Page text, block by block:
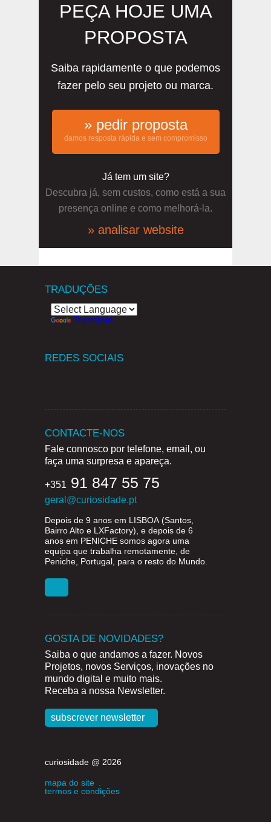
PEÇA HOJE UMA
PROPOSTA
Saiba rapidamente o que podemos
fazer pelo seu projeto ou marca.
» pedir proposta
damos resposta rápida e sem compromisso
Já tem um site?
Descubra já, sem custos, como está a sua
presença online e como melhorá-la.
» analisar website
TRADUÇÕES
Translate
REDES SOCIAIS
CONTACTE-NOS
Fale connosco por telefone, email, ou
faça uma surpresa e apareça.
+351 91 847 55 75
geral@curiosidade.pt
Depois de 9 anos em LISBOA(Santos,
Bairro Alto e LXFactory), e depois de 6
anos em PENICHE somos agora uma
equipa que trabalha remotamente, de
Peniche, Portugal, para o resto do Mundo.
GOSTA DE NOVIDADES?
Saiba o que andamos a fazer. Novos
Projetos, novos Serviços, inovações no
mundo digital e muito mais.
Receba a nossa Newsletter.
subscrever newsletter
curiosidade @ 2026
mapa do site .
termos e condições